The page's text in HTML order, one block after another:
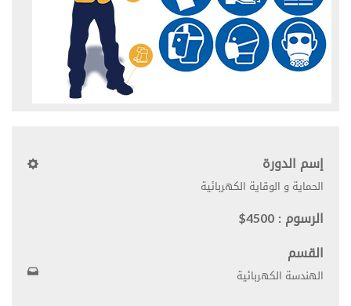
إسم الدورة
الحماية و الوقاية الكهربائية
الرسوم : 4500$
القسم
الهندسة الكهربائية